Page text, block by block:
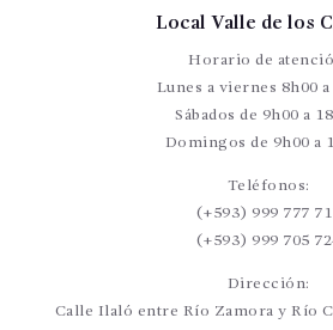
Local Valle de los
Horario de
Lunes a viernes 8h00 a
Sábados de 9h00 a
Domingos de 9h00 a
Teléfonos:
(+593) 999 777
(+593) 999 705
Dirección:
Calle Ilaló entre Río Zamora y Río